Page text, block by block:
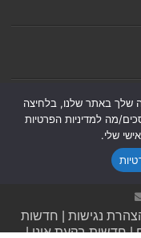
נגישות
חדשות
|חדשות בקעת אונו|
שלך באתר שלנו, בלחיצה
מה למדיניות הפרטיות
שלי.